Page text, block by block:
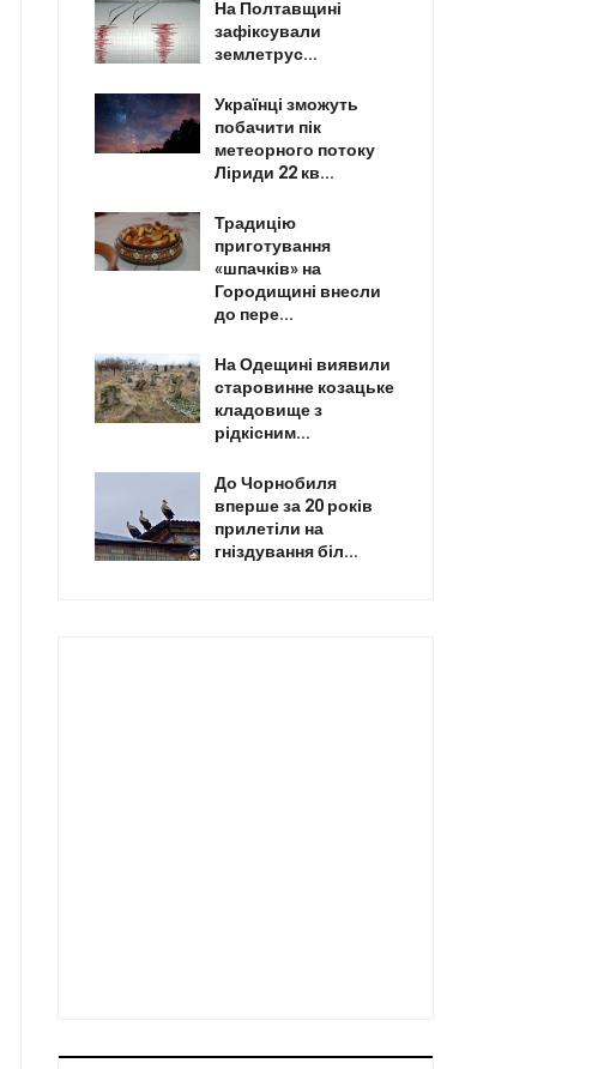
На Полтавщині
зафіксували
землетрус...
Українці зможуть
побачити пік
метеорного потоку
Ліриди 22 кв...
Традицію
приготування
«шпачків» на
Городищині внесли
до пере...
На Одещині виявили
старовинне козацьке
кладовище з
рідкісним...
До Чорнобиля
вперше за 20 років
прилетіли на
гніздування біл...